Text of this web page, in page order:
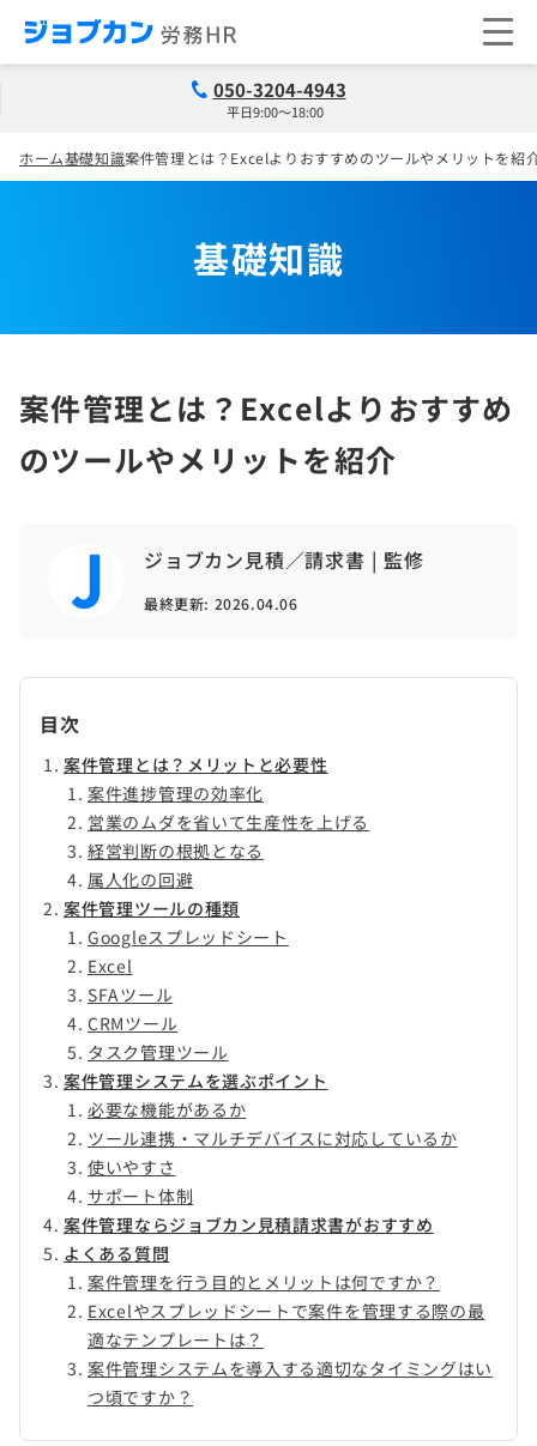
050-3204-4943
平日9:00～18:00
ホーム基礎知識案件管理とは？Excelよりおすすめのツールやメリットを紹
基礎知識
案件管理とは？Excelよりおすすめ
のツールやメリットを紹介
ジョブカン見積／請求書 | 監修
最終更新: 2026.04.06
目次
案件管理とは？メリットと必要性
案件進捗管理の効率化
営業のムダを省いて生産性を上げる
経営判断の根拠となる
属人化の回避
案件管理ツールの種類
Googleスプレッドシート
Excel
SFAツール
CRMツール
タスク管理ツール
案件管理システムを選ぶポイント
必要な機能があるか
ツール連携・マルチデバイスに対応しているか
使いやすさ
サポート体制
案件管理ならジョブカン見積請求書がおすすめ
よくある質問
案件管理を行う目的とメリットは何ですか？
Excelやスプレッドシートで案件を管理する際の最
適なテンプレートは？
案件管理システムを導入する適切なタイミングはい
つ頃ですか？